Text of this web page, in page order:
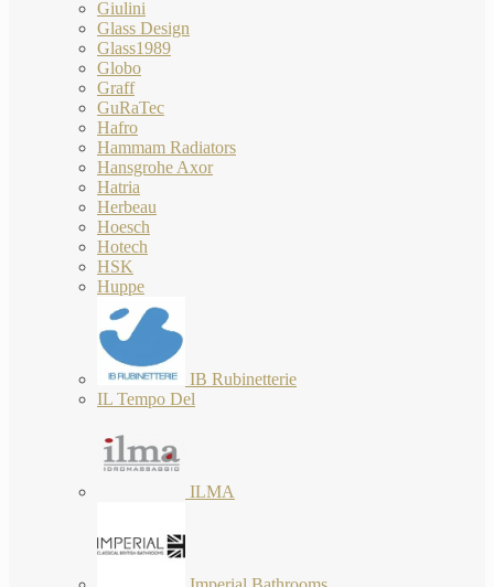
Giulini
Glass Design
Glass1989
Globo
Graff
GuRaTec
Hafro
Hammam Radiators
Hansgrohe Axor
Hatria
Herbeau
Hoesch
Hotech
HSK
Huppe
IB Rubinetterie
IL Tempo Del
ILMA